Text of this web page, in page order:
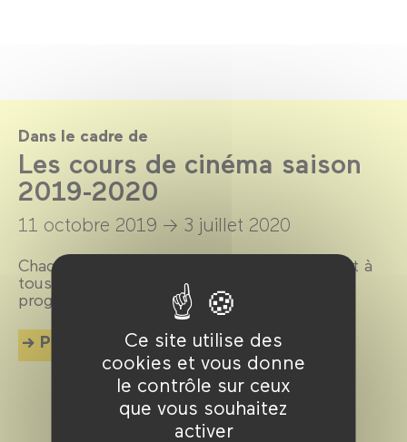
Ce site utilise des
cookies et vous donne
le contrôle sur ceux
que vous souhaitez
activer
Dans le cadre de
Les cours de cinéma saison
2019-2020
11 octobre 2019 → 3 juillet 2020
Chaque vendredi, un cours de cinéma ouvert à
tous analyse un sujet en lien avec les
programmes du Forum des images.
Plus d'info